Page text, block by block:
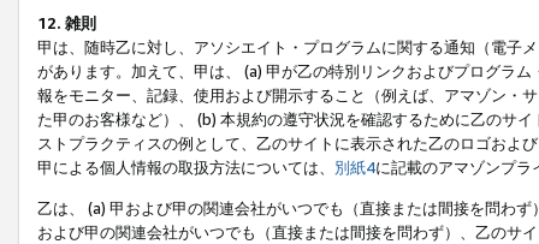
12. 雑則
甲は、随時乙に対し、アソシエイト・プログラムに関する通知（電子
があります。加えて、甲は、 (a) 甲が乙の特別リンクおよびプログラ
報をモニター、記録、使用および開示すること（例えば、アマゾン・
た甲のお客様など）、 (b) 本規約の遵守状況を確認するために乙のサ
ストプラクティスの例として、乙のサイトに表示された乙のロゴおよ
甲による個人情報の取扱方法については、 別紙4に記載のアマゾンプ
乙は、 (a) 甲および甲の関連会社がいつでも（直接または間接を問わ
および甲の関連会社がいつでも（直接または間接を問わず）、乙のサ